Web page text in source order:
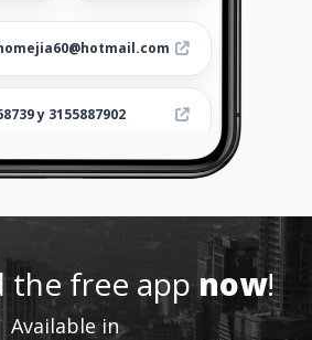
y 3155887902
-
the free appnow!
Available in